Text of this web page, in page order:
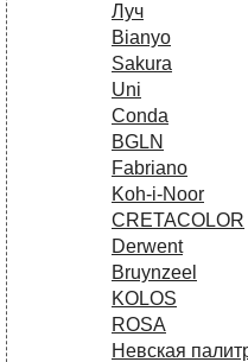
Луч
Bianyo
Sakura
Uni
Conda
BGLN
Fabriano
Koh-i-Noor
CRETACOLOR
Derwent
Bruynzeel
KOLOS
ROSA
Невская